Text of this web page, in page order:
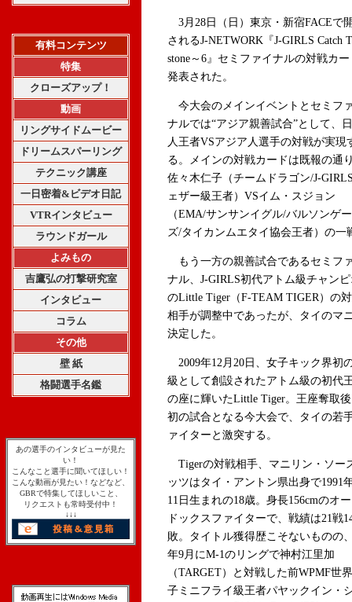
有料コンテンツ
特集
クローズアップ！
動画
リングサイドムービー
ドリームスパーリング
テクニック講座
一日密着&ビデオ日記
VTRインタビュー
ラウンドガール
よみもの
吉鷹弘の打撃研究室
インタビュー
コラム
その他
壁 紙
格闘選手名鑑
あの選手のインタビューが見た
い！
こんなこと選手に聞いてほしい！
こんな動画が見たい！などなど、
GBRで特集してほしいこと、
リクエストも常時受付中！
↓↓↓
3月28日（日）東京・新宿FACEで
されるJ-NETWORK『J-GIRLS Catch
stone～6』セミファイナルの対戦カ
発表された。
今大会のメインイベントとセミフ
ナルでは“アジア親善試合”として、
人王者VSアジア人選手の対戦が実現
る。メインの対戦カードは既報の通
佐々木仁子（チームドラゴン/J-
ェザー級王者）VSイム・スジョン
（EMA/サンサンイグル/バルソンゲ
ズ/タイカンムエタイ協会王者）の一
もう一方の親善試合であるセミフ
ナル、J-GIRLS初代アトム級チャン
のLittle Tiger（F-TEAM TIGER）の
相手が調整中であったが、タイのマ
決定した。
2009年12月20日、女子キック界初
級として創設されたアトム級の初代
の座に輝いたLittle Tiger。王座奪取
初の試合となる今大会で、タイの若
ァイターと激突する。
Tigerの対戦相手、マニリン・ソー
ッツはタイ・アントン県出身で1991
11日生まれの18歳。身長156cmのオ
ドックスファイターで、戦績は21戦
敗。タイトル獲得歴こそないものの
年9月にM-1のリングで神村江里加
（TARGET）と対戦した前WPMF世
子ミニフライ級王者パヤックイン・